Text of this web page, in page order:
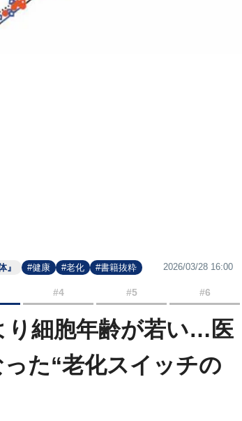
』 #健康 #老化 #書籍抜粋 2026/03/28 16:00
#4 #5 #6
り細胞年齢が若い…医
た“老化スイッチの